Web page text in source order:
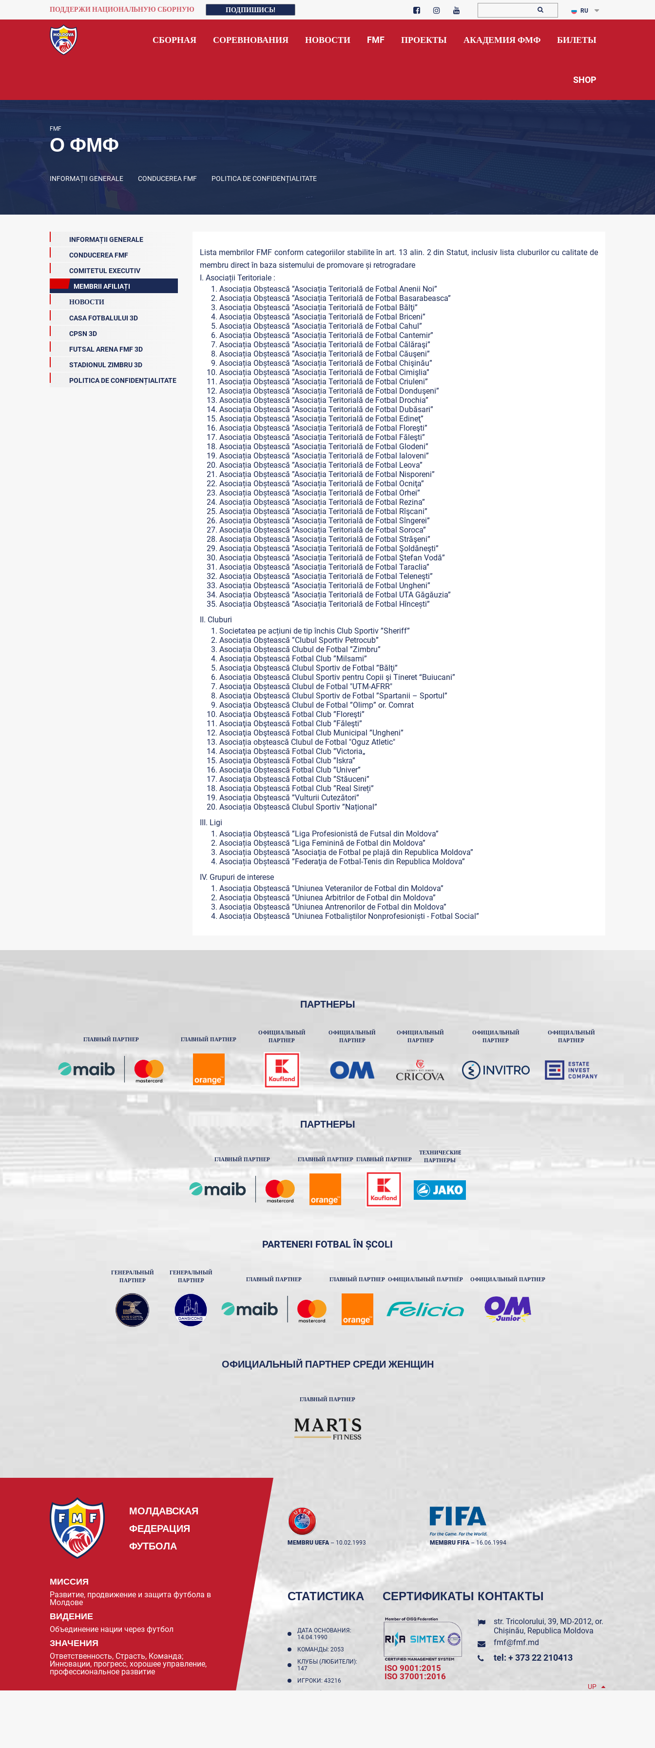
ПОДДЕРЖИ НАЦИОНАЛЬНУЮ СБОРНУЮ ПОДПИШИСЬ! RU
СБОРНАЯ СОРЕВНОВАНИЯ НОВОСТИ FMF ПРОЕКТЫ АКАДЕМИЯ ФМФ БИЛЕТЫ
SHOP
FMF
О ФМФ
INFORMAȚII GENERALE CONDUCEREA FMF POLITICA DE CONFIDENȚIALITATE
INFORMAȚII GENERALE
CONDUCEREA FMF
COMITETUL EXECUTIV
MEMBRII AFILIAȚI
НОВОСТИ
CASA FOTBALULUI 3D
CPSN 3D
FUTSAL ARENA FMF 3D
STADIONUL ZIMBRU 3D
POLITICA DE CONFIDENȚIALITATE
Lista membrilor FMF conform categoriilor stabilite în art. 13 alin. 2 din Statut, inclusiv lista cluburilor cu calitate de
membru direct în baza sistemului de promovare și retrogradare
I. Asociații Teritoriale :
Asociația Obștească ”Asociația Teritorială de Fotbal Anenii Noi”
Asociația Obștească ”Asociația Teritorială de Fotbal Basarabeasca”
Asociația Obștească ”Asociația Teritorială de Fotbal Bălţi”
Asociația Obștească ”Asociația Teritorială de Fotbal Briceni”
Asociația Obștească ”Asociația Teritorială de Fotbal Cahul”
Asociația Obștească ”Asociația Teritorială de Fotbal Cantemir”
Asociația Obștească ”Asociația Teritorială de Fotbal Călăraşi”
Asociația Obștească ”Asociația Teritorială de Fotbal Căuşeni”
Asociația Obștească ”Asociația Teritorială de Fotbal Chişinău”
Asociația Obștească ”Asociația Teritorială de Fotbal Cimişlia”
Asociația Obștească ”Asociația Teritorială de Fotbal Criuleni”
Asociația Obștească ”Asociația Teritorială de Fotbal Donduşeni”
Asociația Obștească ”Asociația Teritorială de Fotbal Drochia”
Asociația Obștească ”Asociația Teritorială de Fotbal Dubăsari”
Asociația Obștească ”Asociația Teritorială de Fotbal Edineţ”
Asociația Obștească ”Asociația Teritorială de Fotbal Floreşti”
Asociația Obștească ”Asociația Teritorială de Fotbal Făleşti”
Asociația Obștească ”Asociația Teritorială de Fotbal Glodeni”
Asociația Obștească ”Asociația Teritorială de Fotbal Ialoveni”
Asociația Obștească ”Asociația Teritorială de Fotbal Leova”
Asociația Obștească ”Asociația Teritorială de Fotbal Nisporeni”
Asociația Obștească ”Asociația Teritorială de Fotbal Ocniţa”
Asociația Obștească ”Asociația Teritorială de Fotbal Orhei”
Asociația Obștească ”Asociația Teritorială de Fotbal Rezina”
Asociația Obștească ”Asociația Teritorială de Fotbal Rîşcani”
Asociația Obștească ”Asociația Teritorială de Fotbal Sîngerei”
Asociația Obștească ”Asociația Teritorială de Fotbal Soroca”
Asociația Obștească ”Asociația Teritorială de Fotbal Străşeni”
Asociația Obștească ”Asociația Teritorială de Fotbal Şoldăneşti”
Asociația Obștească ”Asociația Teritorială de Fotbal Ştefan Vodă”
Asociația Obștească ”Asociația Teritorială de Fotbal Taraclia”
Asociația Obștească ”Asociația Teritorială de Fotbal Teleneşti”
Asociația Obștească ”Asociația Teritorială de Fotbal Ungheni”
Asociația Obștească ”Asociația Teritorială de Fotbal UTA Găgăuzia”
Asociația Obștească ”Asociația Teritorială de Fotbal Hîncești”
II. Cluburi
Societatea pe acțiuni de tip închis Club Sportiv ”Sheriff”
Asociația Obștească ”Clubul Sportiv Petrocub”
Asociația Obștească Clubul de Fotbal ”Zimbru”
Asociația Obștească Fotbal Club ”Milsami”
Asociaţia Obştească Clubul Sportiv de Fotbal ”Bălţi”
Asociația Obștească Clubul Sportiv pentru Copii şi Tineret “Buiucani”
Asociaţia Obștească Clubul de Fotbal "UTM-AFRR"
Asociaţia Obştească Clubul Sportiv de Fotbal ”Spartanii – Sportul”
Asociaţia Obştească Clubul de Fotbal ”Olimp” or. Comrat
Asociaţia Obştească Fotbal Club ”Floreşti”
Asociaţia Obştească Fotbal Club ”Făleşti”
Asociaţia Obştească Fotbal Club Municipal ”Ungheni”
Asociația obștească Clubul de Fotbal "Oguz Atletic"
Asociaţia Obștească Fotbal Club ”Victoria„
Asociaţia Obștească Fotbal Club ”Iskra”
Asociaţia Obștească Fotbal Club ”Univer”
Asociaţia Obștească Fotbal Club ”Stăuceni”
Asociația Obștească Fotbal Club ”Real Sireți”
Asociația Obştească ”Vulturii Cutezători”
Asociația Obștească Clubul Sportiv ”Național”
III. Ligi
Asociația Obștească ”Liga Profesionistă de Futsal din Moldova”
Asociația Obștească ”Liga Feminină de Fotbal din Moldova”
Asociația Obștească ”Asociaţia de Fotbal pe plajă din Republica Moldova”
Asociația Obștească ”Federaţia de Fotbal-Tenis din Republica Moldova”
IV. Grupuri de interese
Asociația Obștească ”Uniunea Veteranilor de Fotbal din Moldova”
Asociația Obștească ”Uniunea Arbitrilor de Fotbal din Moldova”
Asociația Obștească ”Uniunea Antrenorilor de Fotbal din Moldova”
Asociația Obștească ”Uniunea Fotbaliștilor Nonprofesioniști - Fotbal Social”
ПАРТНЕРЫ
ГЛАВНЫЙ ПАРТНЕР ГЛАВНЫЙ ПАРТНЕР
ОФИЦИАЛЬНЫЙ
ПАРТНЕР
ОФИЦИАЛЬНЫЙ
ПАРТНЕР
ОФИЦИАЛЬНЫЙ
ПАРТНЕР
ОФИЦИАЛЬНЫЙ
ПАРТНЕР
ОФИЦИАЛЬНЫЙ
ПАРТНЕР
ПАРТНЕРЫ
ГЛАВНЫЙ ПАРТНЕР ГЛАВНЫЙ ПАРТНЕР ГЛАВНЫЙ ПАРТНЕР
ТЕХНИЧЕСКИE
ПАРТНЕРЫ
PARTENERI FOTBAL ÎN ȘCOLI
ГЕНЕРАЛЬНЫЙ
ПАРТНЕР
ГЕНЕРАЛЬНЫЙ
ПАРТНЕР
ГЛАВНЫЙ ПАРТНЕР ГЛАВНЫЙ ПАРТНЕР ОФИЦИАЛЬНЫЙ ПАРТНЁР ОФИЦИАЛЬНЫЙ ПАРТНЕР
ОФИЦИАЛЬНЫЙ ПАРТНЕР СРЕДИ ЖЕНЩИН
ГЛАВНЫЙ ПАРТНЕР
МОЛДАВСКАЯ
ФЕДЕРАЦИЯ
ФУТБОЛА
МИССИЯ
Развитие, продвижение и защита футбола в
Молдове
ВИДЕНИЕ
Объединение нации через футбол
ЗНАЧЕНИЯ
Ответственность, Страсть, Команда;
Инновации, прогресс, хорошее управление,
профессиональное развитие
MEMBRU UEFA -- 10.02.1993 MEMBRU FIFA -- 16.06.1994
СТАТИСТИКА
ДАТА ОСНОВАНИЯ:
14.04.1990
КОМАНДЫ: 2053
КЛУБЫ (ЛЮБИТЕЛИ):
147
ИГРОКИ: 43216
СЕРТИФИКАТЫ
ISO 9001:2015
ISO 37001:2016
КОНТАКТЫ
str. Tricolorului, 39, MD-2012, or.
Chișinău, Republica Moldova
fmf@fmf.md
tel: + 373 22 210413
UP